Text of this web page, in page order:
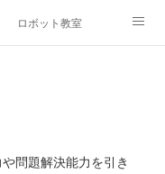
ロボット教室
問題解決能力を引き